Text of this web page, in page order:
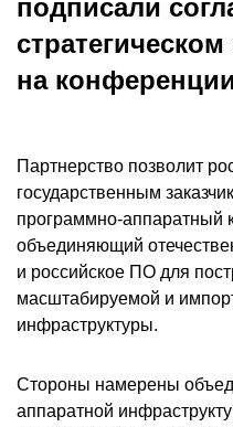
подписали
на
Партнерство позволит
государственным
программно-аппаратный
объединяющий
и российское ПО для
масштабируемой и
инфраструктуры.
Стороны намерены
аппаратной